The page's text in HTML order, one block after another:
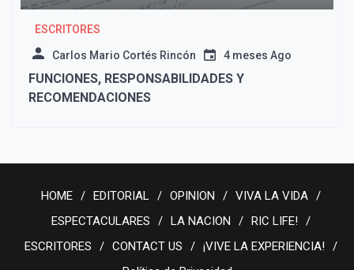
ESCRITORES
Carlos Mario Cortés Rincón 4 meses Ago
FUNCIONES, RESPONSABILIDADES Y
RECOMENDACIONES
HOME EDITORIAL OPINION
VIVA LA VIDA
ESPECTACULARES
LA NACION
RIC LIFE!
ESCRITORES
CONTACT US
¡VIVE LA EXPERIENCIA!